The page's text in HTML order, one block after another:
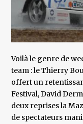
Voilà le genre de
team : le Thierry
offert un
Festival, David
deux reprises la
de spectateurs